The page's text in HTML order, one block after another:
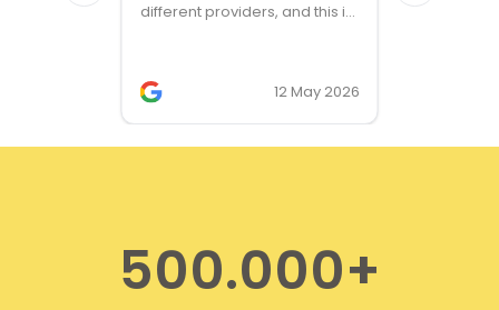
different providers, and this is
two occasions, and it was
professionally. We do
12 May 2026
500.000+